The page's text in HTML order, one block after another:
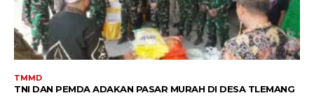
TMMD
TNI DAN PEMDA ADAKAN PASAR MURAH DI DESA TLEMANG